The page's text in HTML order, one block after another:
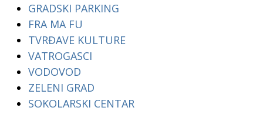
GRADSKI PARKING
FRA MA FU
TVRĐAVE KULTURE
VATROGASCI
VODOVOD
ZELENI GRAD
SOKOLARSKI CENTAR